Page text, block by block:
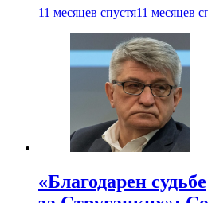
11 месяцев спустя11 месяцев
«Благодарен судьбе